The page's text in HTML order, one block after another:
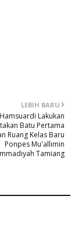
LEBIH BARU
Lakukan
Batu Pertama
Ruang Kelas Baru
Ponpes Mu'allimin
Tamiang